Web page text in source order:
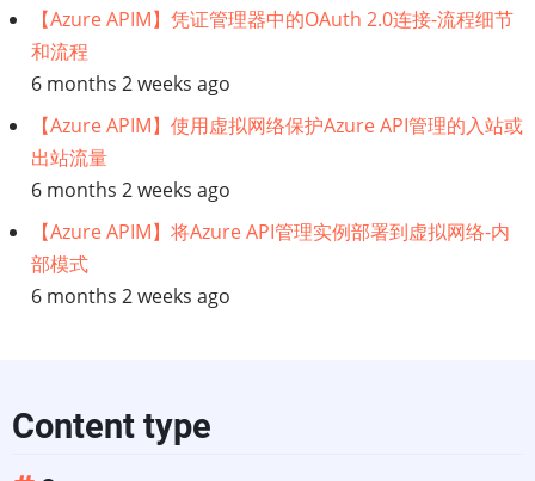
有
什
么
区
别？
【Azure APIM】凭证管理器中的OAuth 2.0连接-流程细节
和流程
6 months 2 weeks ago
【Azure APIM】使用虚拟网络保护Azure API管理的入站或
出站流量
6 months 2 weeks ago
【Azure APIM】将Azure API管理实例部署到虚拟网络-内
部模式
6 months 2 weeks ago
Content type